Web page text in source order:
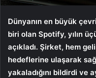
Dünyanın en büyük
biri olan Spotify, yılın
açıkladı. Şirket, hem
hedeflerine ulaşarak
yakaladığını bildirdi ve